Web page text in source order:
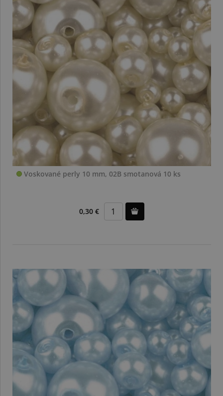
Voskované perly 10 mm, 02B smotanová 10 ks
0,30 €